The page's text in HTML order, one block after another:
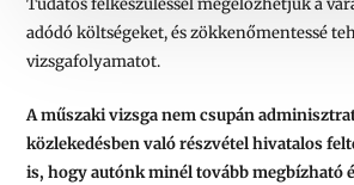
Tudatos felkészüléssel megelőzhetjük a
adódó költségeket, és zökkenőmentessé
vizsgafolyamatot.
A műszaki vizsga nem csupán
közlekedésben való részvétel hivatalos
is, hogy autónk minél tovább megbízható